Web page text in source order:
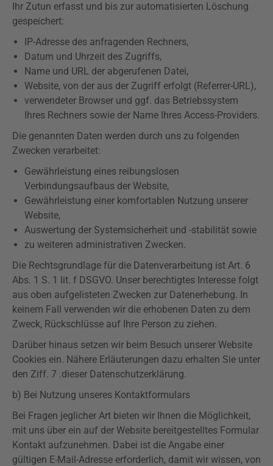
Ihr Zutun erfasst und bis zur automatisierten Löschung
gespeichert:
IP-Adresse des anfragenden Rechners,
Datum und Uhrzeit des Zugriffs,
Name und URL der abgerufenen Datei,
Website, von der aus der Zugriff erfolgt (Referrer-URL),
verwendeter Browser und ggf. das Betriebssystem
Ihres Rechners sowie der Name Ihres Access-Providers.
Die genannten Daten werden durch uns zu folgenden
Zwecken verarbeitet:
Gewährleistung eines reibungslosen
Verbindungsaufbaus der Website,
Gewährleistung einer komfortablen Nutzung unserer
Website,
Auswertung der Systemsicherheit und -stabilität sowie
zu weiteren administrativen Zwecken.
Die Rechtsgrundlage für die Datenverarbeitung ist Art. 6
Abs. 1 S. 1 lit. f DSGVO. Unser berechtigtes Interesse folgt
aus oben aufgelisteten Zwecken zur Datenerhebung. In
keinem Fall verwenden wir die erhobenen Daten zu dem
Zweck, Rückschlüsse auf Ihre Person zu ziehen.
Darüber hinaus setzen wir beim Besuch unserer Website
Cookies ein. Nähere Erläuterungen dazu erhalten Sie unter
den Ziff. 7 .dieser Datenschutzerklärung.
b) Bei Nutzung unseres Kontaktformulars
Bei Fragen jeglicher Art bieten wir Ihnen die Möglichkeit,
mit uns über ein auf der Website bereitgestelltes Formular
Kontakt aufzunehmen. Dabei ist die Angabe einer
gültigen E-Mail-Adresse erforderlich, damit wir wissen, von